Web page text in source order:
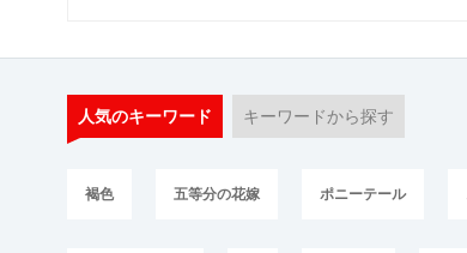
人気のキーワード キーワードから探す
褐色 五等分の花嫁 ポニーテール